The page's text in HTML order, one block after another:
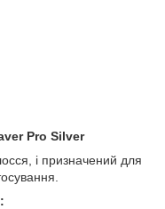
Pro Silver
і призначений для